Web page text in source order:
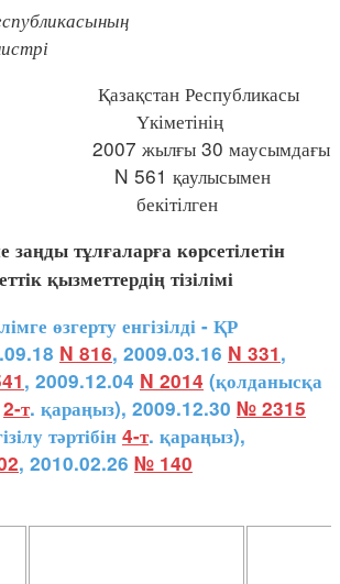
Республикасы
30 маусымдағы
қаулысымен
тұлғаларға көрсетілетін
тізілімі
өзгерту енгізілді - ҚР
N 816, 2009.03.16 N 331,
, 2009.12.04 N 2014 (қолданысқа
2-т. қараңыз), 2009.12.30 № 2315
тәртібін 4-т. қараңыз),
, 2010.02.26 № 140